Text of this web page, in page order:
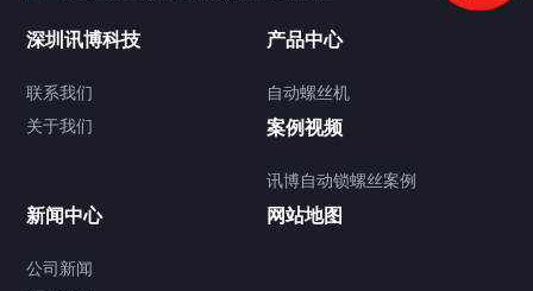
联系我们
关于我们
深圳讯博科技
联系我们
关于我们
产品中心
自动螺丝机
案例视频
讯博自动锁螺丝案例
新闻中心
公司新闻
网站地图